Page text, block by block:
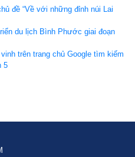
đề “Về với những đỉnh núi Lai
du lịch Bình Phước giai đoạn
trên trang chủ Google tìm kiếm
5